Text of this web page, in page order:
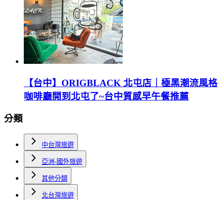
【台中】ORIGBLACK 北屯店｜極黑潮流風格
咖啡廳開到北屯了~台中質感早午餐推薦
分類
中台灣旅遊
亞洲-國外旅遊
其他分類
北台灣旅遊